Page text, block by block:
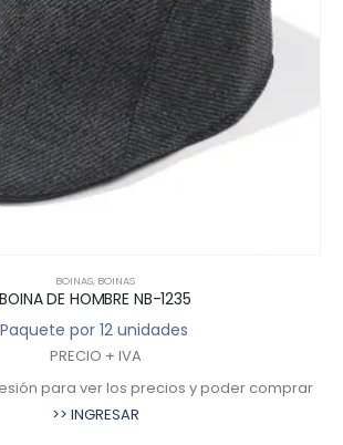
BOINAS, BOINAS
BOINA DE HOMBRE NB-1235
Paquete por 12 unidades
PRECIO + IVA
para ver los precios y poder comprar
>> INGRESAR